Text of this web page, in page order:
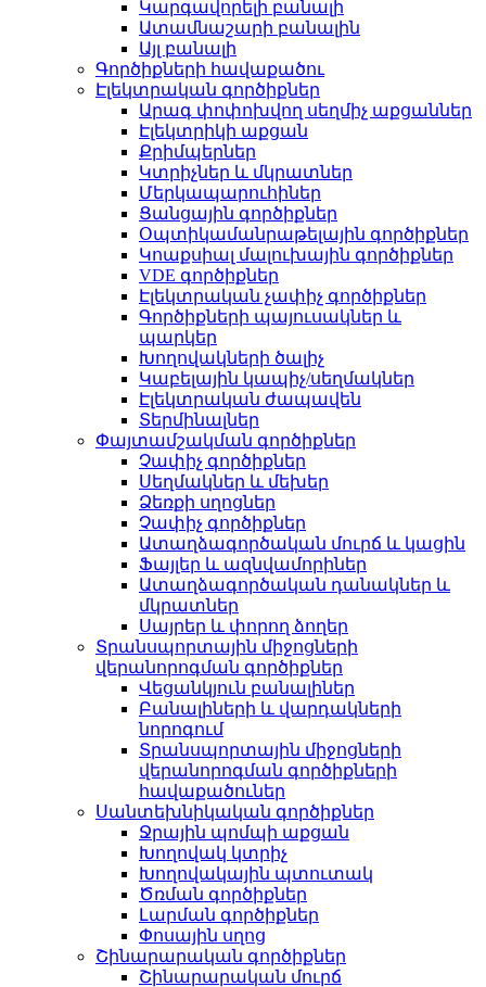
Կարգավորելի բանալի
Ատամնաշարի բանալին
Այլ բանալի
Գործիքների հավաքածու
Էլեկտրական գործիքներ
Արագ փոփոխվող սեղմիչ աքցաններ
Էլեկտրիկի աքցան
Քրիմպերներ
Կտրիչներ և մկրատներ
Մերկապարուհիներ
Ցանցային գործիքներ
Օպտիկամանրաթելային գործիքներ
Կոաքսիալ մալուխային գործիքներ
VDE գործիքներ
Էլեկտրական չափիչ գործիքներ
Գործիքների պայուսակներ և
պարկեր
Խողովակների ծալիչ
Կաբելային կապիչ/սեղմակներ
Էլեկտրական ժապավեն
Տերմինալներ
Փայտամշակման գործիքներ
Չափիչ գործիքներ
Սեղմակներ և մեխեր
Ձեռքի սղոցներ
Չափիչ գործիքներ
Ատաղձագործական մուրճ և կացին
Ֆայլեր և ազնվամորիներ
Ատաղձագործական դանակներ և
մկրատներ
Սայրեր և փորող ձողեր
Տրանսպորտային միջոցների
վերանորոգման գործիքներ
Վեցանկյուն բանալիներ
Բանալիների և վարդակների
նորոգում
Տրանսպորտային միջոցների
վերանորոգման գործիքների
հավաքածուներ
Սանտեխնիկական գործիքներ
Ջրային պոմպի աքցան
Խողովակ կտրիչ
Խողովակային պտուտակ
Ծռման գործիքներ
Լարման գործիքներ
Փոսային սղոց
Շինարարական գործիքներ
Շինարարական մուրճ